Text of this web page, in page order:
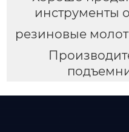
инструменты
резиновые